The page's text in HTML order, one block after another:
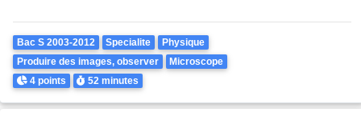
Theme
Bac S 2003-2012 Specialite
Physique
Produire des images, observer
Microscope
Points
4 points Durée
52 minutes